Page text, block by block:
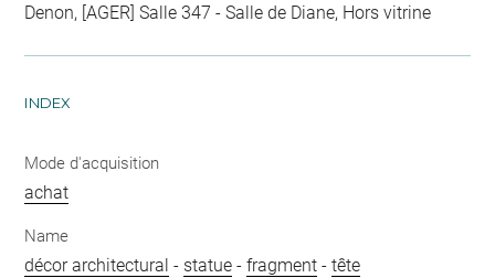
Denon, [AGER] Salle 347 - Salle de Diane, Hors vitrine
INDEX
Mode d'acquisition
achat
Name
décor architectural - statue -fragment -tête